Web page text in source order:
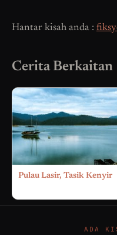
Hantar kisah anda :
Cerita Berkaitan
Pulau Lasir, Tasik Kenyir
ADA